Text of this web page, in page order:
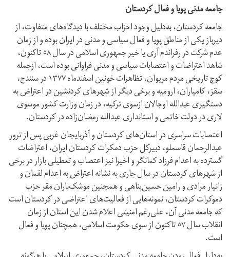
جامعه مدنی پویا و فعال کردستان
جامعه کردستان، به‌دلیل وجود احزاب مختلف با دیدگاه‌های متفاوت، از
دیرباز یکی از مناطق پویا و فعال سیاسی و مدنی در ایران بوده و از زمان
عدم شرکت در رفراندم آری یا خیر جمهوری اسلامی در سال ٥٨ تاکنون،
شاهد اعتراضات و اعتصابات سیاسی و مدنی فراوانی بوده است، ازجمله
کوچ تاریخی مردم مریوان، تظاهرات خونین اسفند‌ماه ۱۳۷۷ در سنندج،
سقز، کامیاران، ارومیه و برخی دیگر از شهرهای کردنشین در اعتراض به
دستگیری عبدالله اوجالان ازسوی ترکیه، در زمان وزارت کشور موسوی
لاری در دولت خاتمی و استانداری عبدالله رمضان‌زاده در کردستان.
اعتصابات سراسری در استان‌های کردستان و آذربایجان غربی پس از ترور
عبدالرحمان قاسملو، دبیرکل حزب دمکرات کردستان ایران، اعتراضات
گسترده به اعدام فرزاد کمانگر و اخیرا نیز اعتصاب و تعطیلی بازار در برخی
از شهرهای کردستان در سال جاری به نشانه اعتراض به اعدام لقمان و
زانیار مرادی و رامین حسین‌پناهی و همچنین موشک‌باران مقر حزب
دموکرات کردستان، نمونه‌هایی از فعالیت‌های اعتراضی در کردستان است
که جامعه مدنی آن، علی‌رغم امنیتی اعلام شدن این استان از زمان
انقلاب سال ٥٧ تاکنون از سوی حکومت اسلامی، همچنان پویا و فعال
است.